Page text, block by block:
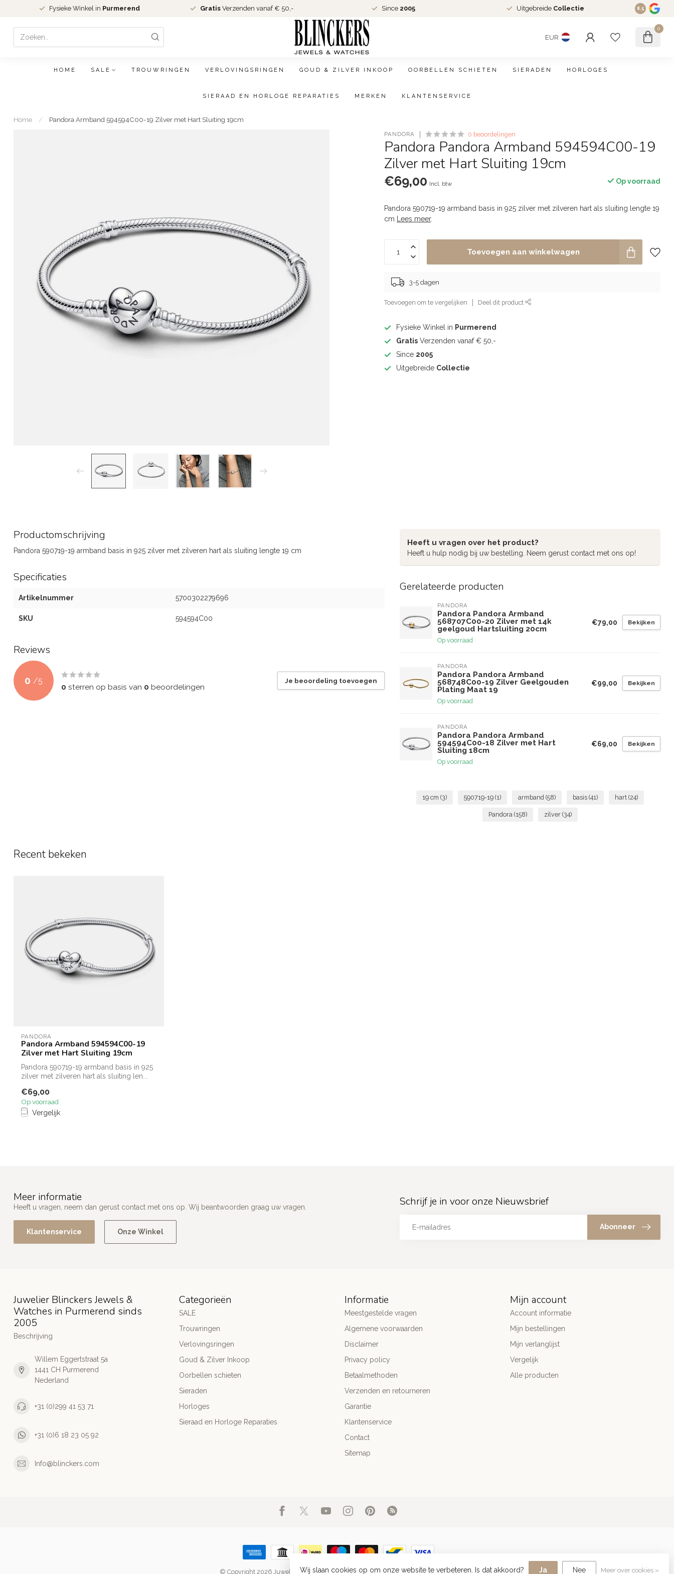
Fysieke Winkel in Purmerend GratisVerzenden vanaf € 50,- Since 2005 Uitgebreide Collectie 8.5
EUR
0
HOME SALE TROUWRINGEN VERLOVINGSRINGEN GOUD & ZILVER INKOOP OORBELLEN SCHIETEN SIERADEN HORLOGES
SIERAAD EN HORLOGE REPARATIES MERKEN KLANTENSERVICE
Home / Pandora Armband 594594C00-19 Zilver met Hart Sluiting 19cm
PANDORA 0 beoordelingen
Pandora Pandora Armband 594594C00-19
Zilver met Hart Sluiting 19cm
€69,00 Incl. btw Op voorraad
Pandora 590719-19 armband basis in 925 zilver met zilveren hart als sluiting lengte 19
cm
Lees meer.
Toevoegen aan winkelwagen
3-5 dagen
Toevoegen om te vergelijken Deel dit product
Fysieke Winkel in Purmerend
Gratis Verzenden vanaf € 50,-
Since 2005
Uitgebreide Collectie
Productomschrijving
Pandora 590719-19 armband basis in 925 zilver met zilveren hart als sluiting lengte 19 cm
Specificaties
Artikelnummer 5700302279696
SKU 594594C00
Reviews
0 /5
0 sterren op basis van 0 beoordelingen
Je beoordeling toevoegen
Heeft u vragen over het product?
Heeft u hulp nodig bij uw bestelling. Neem gerust contact met ons op!
Gerelateerde producten
PANDORA
Pandora Pandora Armband
568707C00-20 Zilver met 14k
geelgoud Hartsluiting 20cm
Op voorraad
€79,00 Bekijken
PANDORA
Pandora Pandora Armband
568748C00-19 Zilver Geelgouden
Plating Maat 19
Op voorraad
€99,00 Bekijken
PANDORA
Pandora Pandora Armband
594594C00-18 Zilver met Hart
Sluiting 18cm
Op voorraad
€69,00 Bekijken
19 cm (3) 590719-19 (1) armband (58) basis (41) hart (24)
Pandora (158) zilver (34)
Recent bekeken
PANDORA
Pandora Armband 594594C00-19
Zilver met Hart Sluiting 19cm
Pandora 590719-19 armband basis in 925
zilver met zilveren hart als sluiting len...
€69,00
Op voorraad
Vergelijk
Meer informatie
Heeft u vragen, neem dan gerust contact met ons op. Wij beantwoorden graag uw vragen.
Klantenservice Onze Winkel
Schrijf je in voor onze Nieuwsbrief
Abonneer
Juwelier Blinckers Jewels &
Watches in Purmerend sinds
2005
Beschrijving
Willem Eggertstraat 5a
1441 CH Purmerend
Nederland
+31 (0)299 41 53 71
+31 (0)6 18 23 05 92
Info@blinckers.com
Categorieën
SALE
Trouwringen
Verlovingsringen
Goud & Zilver Inkoop
Oorbellen schieten
Sieraden
Horloges
Sieraad en Horloge Reparaties
Informatie
Meestgestelde vragen
Algemene voorwaarden
Disclaimer
Privacy policy
Betaalmethoden
Verzenden en retourneren
Garantie
Klantenservice
Contact
Sitemap
Mijn account
Account informatie
Mijn bestellingen
Mijn verlanglijst
Vergelijk
Alle producten
© Copyright 2026 Juwelier Blinckers Jewels & Watches in Purmerend sinds 2005
Wij slaan cookies op om onze website te verbeteren. Is dat akkoord? Ja Nee Meer over cookies »